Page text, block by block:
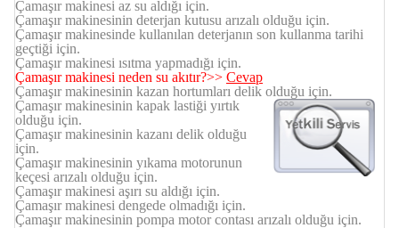
Çamaşır makinesi az su aldığı için.
Çamaşır makinesinin deterjan kutusu arızalı olduğu için.
Çamaşır makinesinde kullanılan deterjanın son kullanma tarihi
geçtiği için.
Çamaşır makinesi ısıtma yapmadığı için.
Çamaşır makinesi neden su akıtır?>> Cevap
Çamaşır makinesinin kazan hortumları delik olduğu için.
Çamaşır makinesinin kapak lastiği yırtık
olduğu için.
Çamaşır makinesinin kazanı delik olduğu
için.
Çamaşır makinesinin yıkama motorunun
keçesi arızalı olduğu için.
Çamaşır makinesi aşırı su aldığı için.
Çamaşır makinesi dengede olmadığı için.
Çamaşır makinesinin pompa motor contası arızalı olduğu için.